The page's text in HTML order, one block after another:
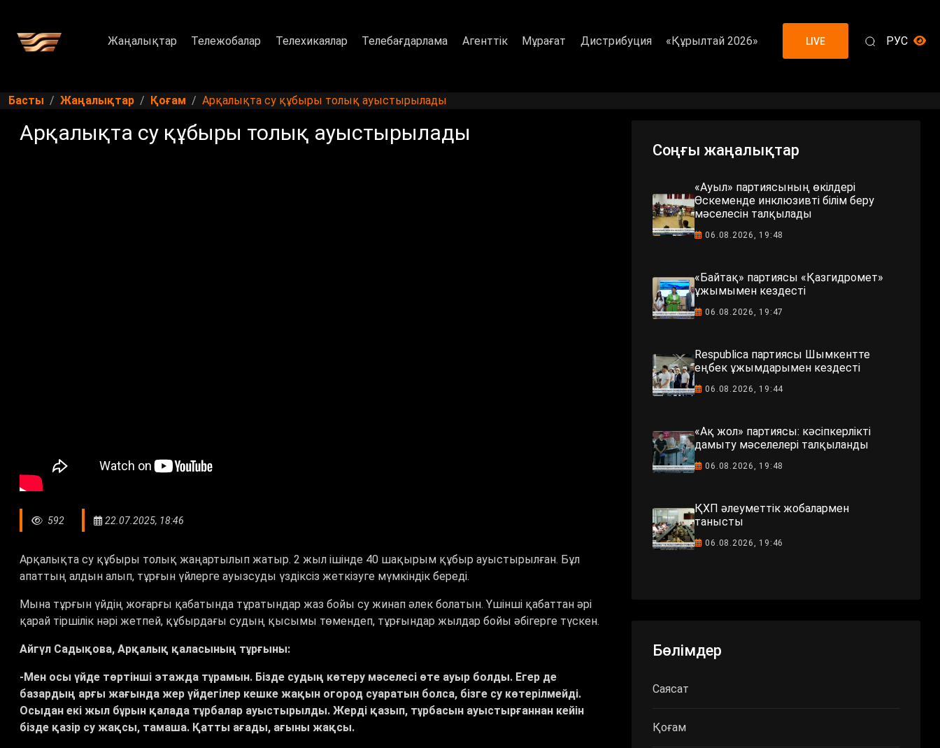
Жаңалықтар Тележобалар Телехикаялар Телебағдарлама Агенттік Мұрағат Дистрибуция «Құрылтай 2026» LIVE РУС
Басты Жаңалықтар Қоғам Арқалықта су құбыры толық ауыстырылады
Арқалықта су құбыры толық ауыстырылады
592 22.07.2025, 18:46
Арқалықта су құбыры толық жаңартылып жатыр. 2 жыл ішінде 40 шақырым құбыр ауыстырылған. Бұл
апаттың алдын алып, тұрғын үйлерге ауызсуды үздіксіз жеткізуге мүмкіндік береді.
Мына тұрғын үйдің жоғарғы қабатында тұратындар жаз бойы су жинап әлек болатын. Үшінші қабаттан әрі
қарай тіршілік нәрі жетпей, құбырдағы судың қысымы төмендеп, тұрғындар жылдар бойы әбігерге түскен.
Айгүл Садықова, Арқалық қаласының тұрғыны:
-Мен осы үйде төртінші этажда тұрамын. Бізде судың көтеру мәселесі өте ауыр болды. Егер де
базардың арғы жағында жер үйдегілер кешке жақын огород суаратын болса, бізге су көтерілмейді.
Осыдан екі жыл бұрын қалада тұрбалар ауыстырылды. Жерді қазып, тұрбасын ауыстырғаннан кейін
бізде қазір су жақсы, тамаша. Қатты ағады, ағыны жақсы.
Соңғы жаңалықтар
«Ауыл» партиясының өкілдері
Өскеменде инклюзивті білім беру
мәселесін талқылады
06.08.2026, 19:48
«Байтақ» партиясы «Қазгидромет»
ұжымымен кездесті
06.08.2026, 19:47
Respublica партиясы Шымкентте
еңбек ұжымдарымен кездесті
06.08.2026, 19:44
«Ақ жол» партиясы: кәсіпкерлікті
дамыту мәселелері талқыланды
06.08.2026, 19:48
ҚХП әлеуметтік жобалармен
танысты
06.08.2026, 19:46
Бөлімдер
Саясат
Қоғам